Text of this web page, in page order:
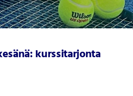
kurssitarjonta